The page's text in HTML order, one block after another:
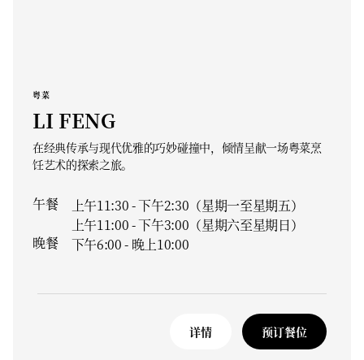
粤菜
LI FENG
在经典传承与现代优雅的巧妙碰撞中，倾情呈献一场粤菜烹
饪艺术的探索之旅。
午餐
上午11:30 - 下午2:30（星期一至星期五）
上午11:00 - 下午3:00（星期六至星期日）
晚餐
下午6:00 - 晚上10:00
详情 预订餐位